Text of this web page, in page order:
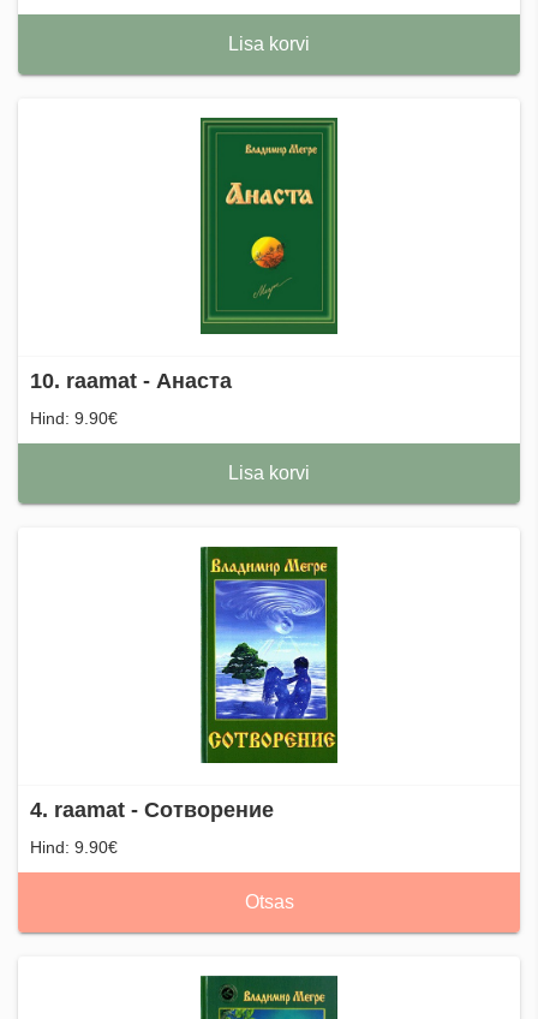
Lisa korvi
10. raamat - Анаста
Hind: 9.90€
Lisa korvi
4. raamat - Сотворение
Hind: 9.90€
Otsas